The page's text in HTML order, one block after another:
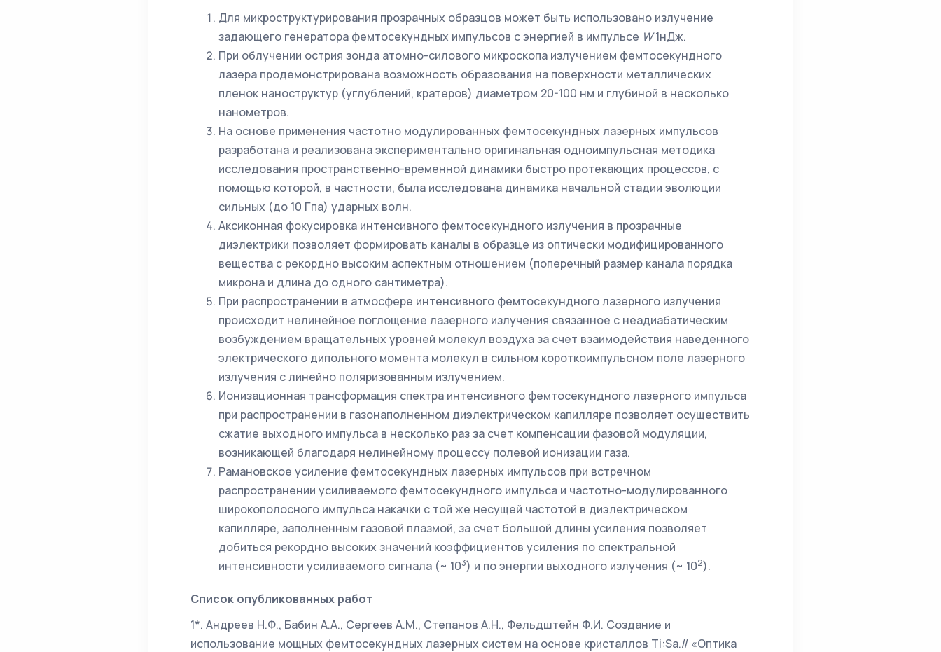
Для микроструктурирования прозрачных образцов может быть использовано излучение
задающего генератора фемтосекундных импульсов с энергией в импульсе W1нДж.
При облучении острия зонда атомно-силового микроскопа излучением фемтосекундного
лазера продемонстрирована возможность образования на поверхности металлических
пленок наноструктур (углублений, кратеров) диаметром 20-100 нм и глубиной в несколько
нанометров.
На основе применения частотно модулированных фемтосекундных лазерных импульсов
разработана и реализована экспериментально оригинальная одноимпульсная методика
исследования пространственно-временной динамики быстро протекающих процессов, с
помощью которой, в частности, была исследована динамика начальной стадии эволюции
сильных (до 10 Гпа) ударных волн.
Аксиконная фокусировка интенсивного фемтосекундного излучения в прозрачные
диэлектрики позволяет формировать каналы в образце из оптически модифицированного
вещества с рекордно высоким аспектным отношением (поперечный размер канала порядка
микрона и длина до одного сантиметра).
При распространении в атмосфере интенсивного фемтосекундного лазерного излучения
происходит нелинейное поглощение лазерного излучения связанное с неадиабатическим
возбуждением вращательных уровней молекул воздуха за счет взаимодействия наведенного
электрического дипольного момента молекул в сильном короткоимпульсном поле лазерного
излучения с линейно поляризованным излучением.
Ионизационная трансформация спектра интенсивного фемтосекундного лазерного импульса
при распространении в газонаполненном диэлектрическом капилляре позволяет осуществить
сжатие выходного импульса в несколько раз за счет компенсации фазовой модуляции,
возникающей благодаря нелинейному процессу полевой ионизации газа.
Рамановское усиление фемтосекундных лазерных импульсов при встречном
распространении усиливаемого фемтосекундного импульса и частотно-модулированного
широкополосного импульса накачки с той же несущей частотой в диэлектрическом
капилляре, заполненным газовой плазмой, за счет большой длины усиления позволяет
добиться рекордно высоких значений коэффициентов усиления по спектральной
интенсивности усиливаемого сигнала (~ 103) и по энергии выходного излучения (~ 102).
Список опубликованных работ
1*. Андреев Н.Ф., Бабин А.А., Сергеев А.М., Степанов А.Н., Фельдштейн Ф.И. Создание и
использование мощных фемтосекундных лазерных систем на основе кристаллов Ti:Sa.// «Оптика